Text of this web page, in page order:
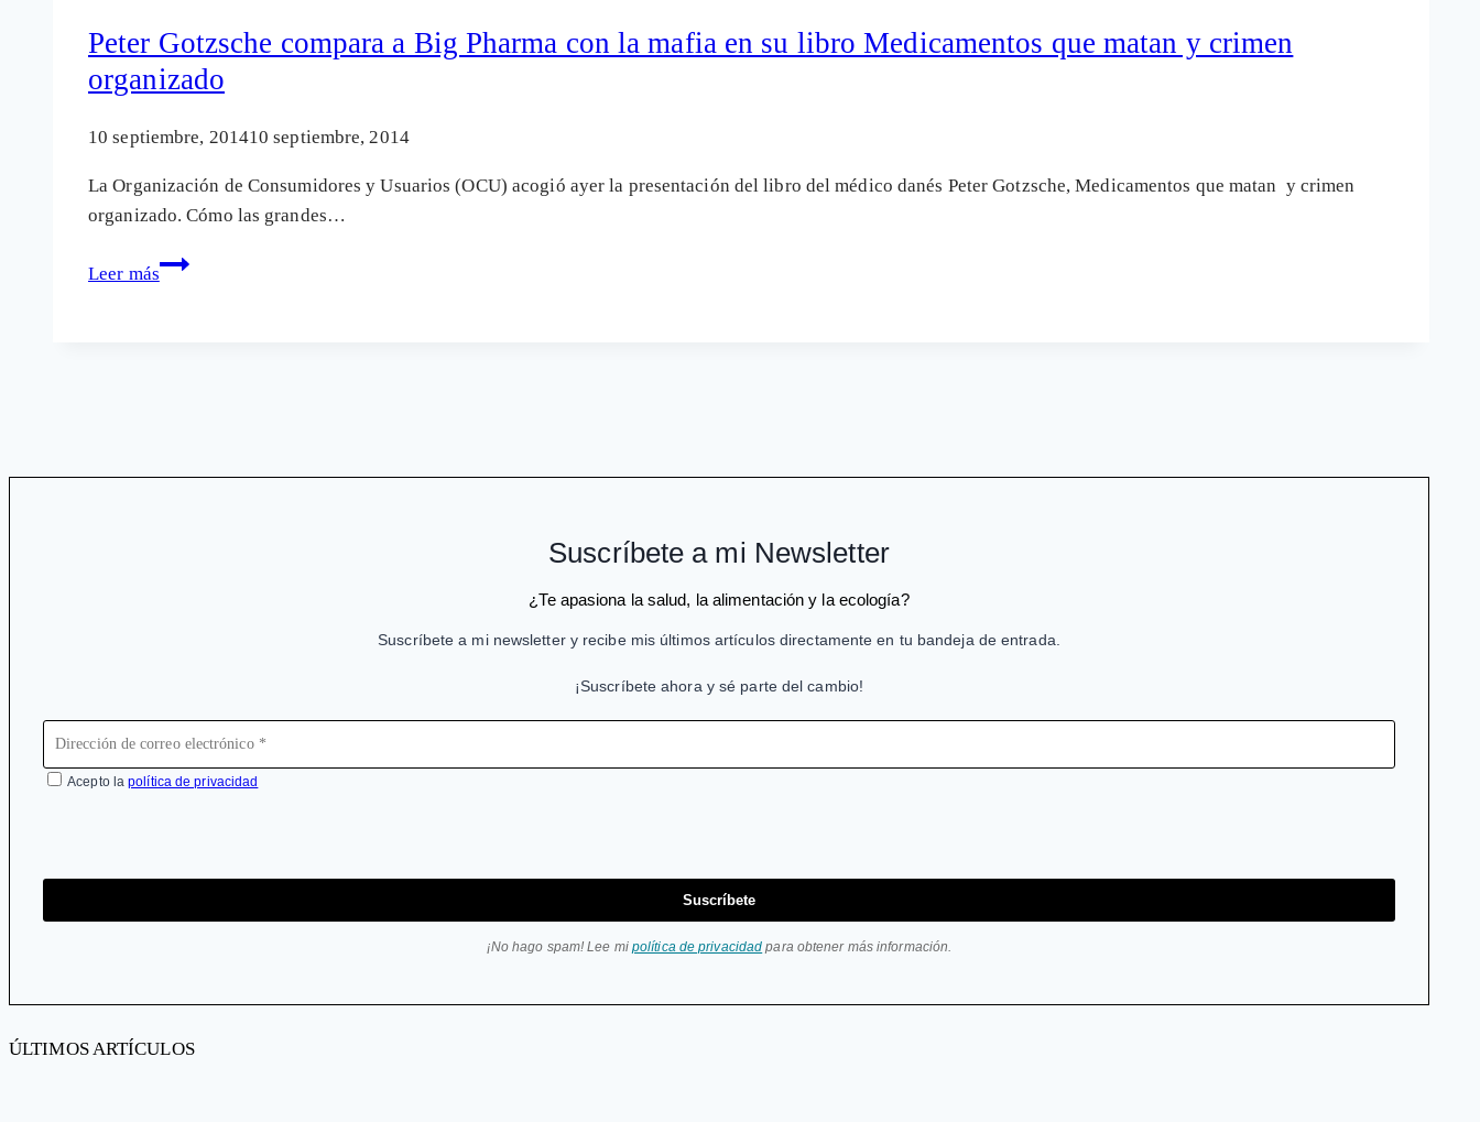
la
psicoindustria
Peter Gotzsche compara a Big Pharma con la mafia en su libro Medicamentos que matan y crimen
organizado
10 septiembre, 201410 septiembre, 2014
La Organización de Consumidores y Usuarios (OCU) acogió ayer la presentación del libro del médico danés Peter Gotzsche, Medicamentos que matan y crimen
organizado. Cómo las grandes…
Leer más
Peter
crimen
organizado
Suscríbete a mi Newsletter
¿Te apasiona la salud, la alimentación y la ecología?
Suscríbete a mi newsletter y recibe mis últimos artículos directamente en tu bandeja de entrada.
¡Suscríbete ahora y sé parte del cambio!
Acepto lapolítica de privacidad
Suscríbete
¡No hago spam! Lee mi política de privacidad para obtener más información.
ÚLTIMOS ARTÍCULOS